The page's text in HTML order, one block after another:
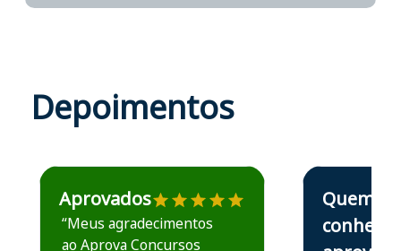
Depoimentos
Estudante José recomenda o Aprova Concursos em
Aprovados
“Meus agradecimentos
ao Aprova Concursos
Estudante Elais
Quem
conhece,